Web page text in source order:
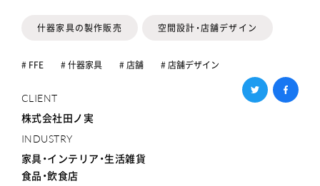
什器家具の製作販売 空間設計・店舗デザイン
# FFE # 什器家具 # 店舗 # 店舗デザイン
CLIENT
株式会社田ノ実
INDUSTRY
家具・インテリア・生活雑貨
食品・飲食店